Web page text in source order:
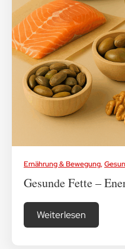
Ernährung & Bewegung,
Gesunde Fette –
Weiterlesen